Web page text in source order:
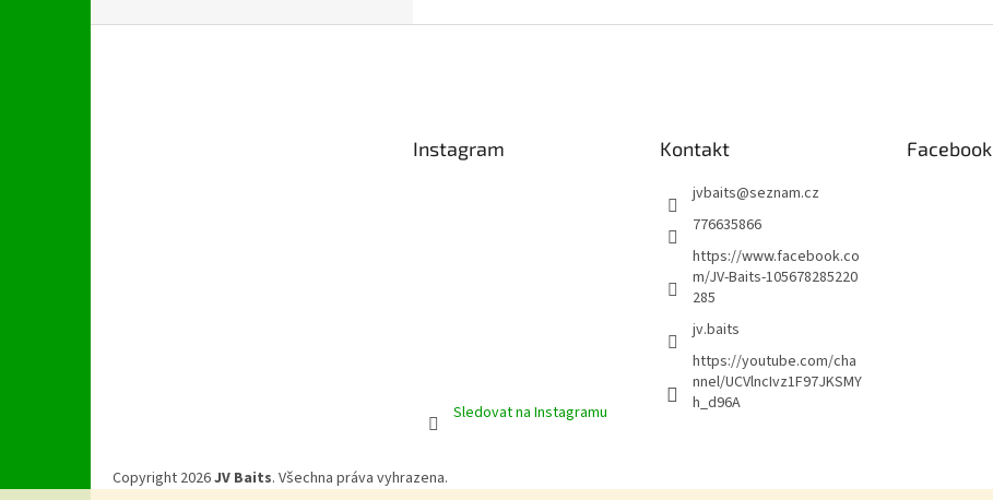
Instagram
Sledovat na Instagramu
Kontakt
jvbaits@seznam.cz
776635866
https://www.facebook.co
m/JV-Baits-105678285220
285
jv.baits
https://youtube.com/cha
nnel/UCVlncIvz1F97JKSMY
h_d96A
Facebook
Copyright 2026JV Baits. Všechna práva vyhrazena.